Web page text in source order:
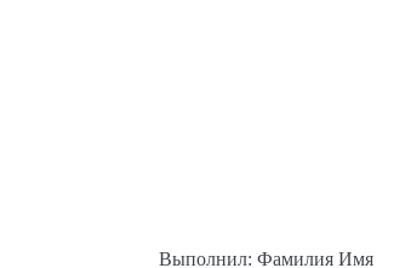
Выполнил: Фамилия Имя